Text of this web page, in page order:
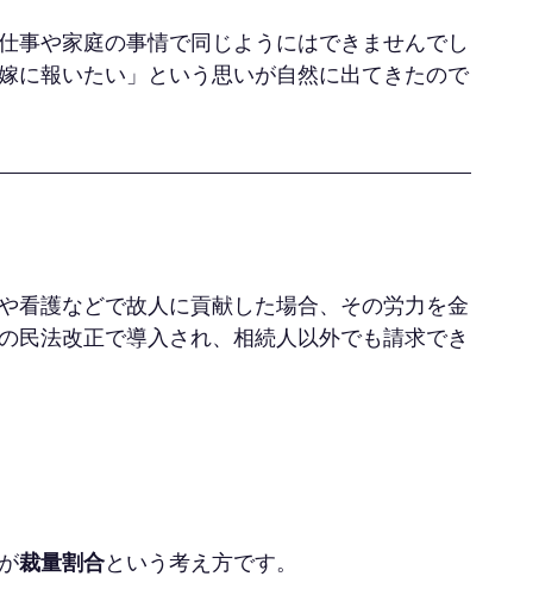
事や家庭の事情で同じようにはできませんでし
に報いたい」という思いが自然に出てきたので
看護などで故人に貢献した場合、その労力を金
民法改正で導入され、相続人以外でも請求でき
裁量割合という考え方です。